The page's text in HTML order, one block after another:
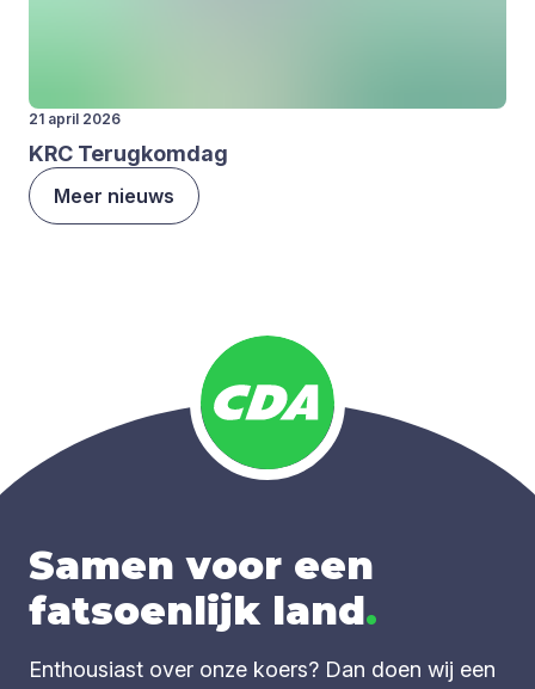
21 april 2026
KRC Terug­kom­dag
Meer nieuws
Samen voor een
fatsoenlijk land.
Enthousiast over onze koers? Dan doen wij een